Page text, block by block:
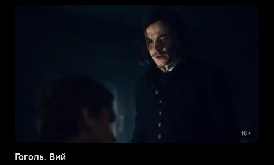
Гоголь. Вий